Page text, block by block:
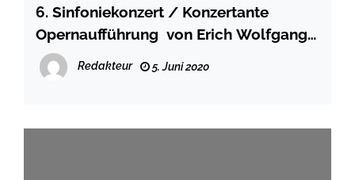
6. Sinfoniekonzert / Konzertante
Opernaufführung von Erich Wolfgang
Korngolds Oper »Das Wunder der
Heliane«
Redakteur 5. Juni 2020